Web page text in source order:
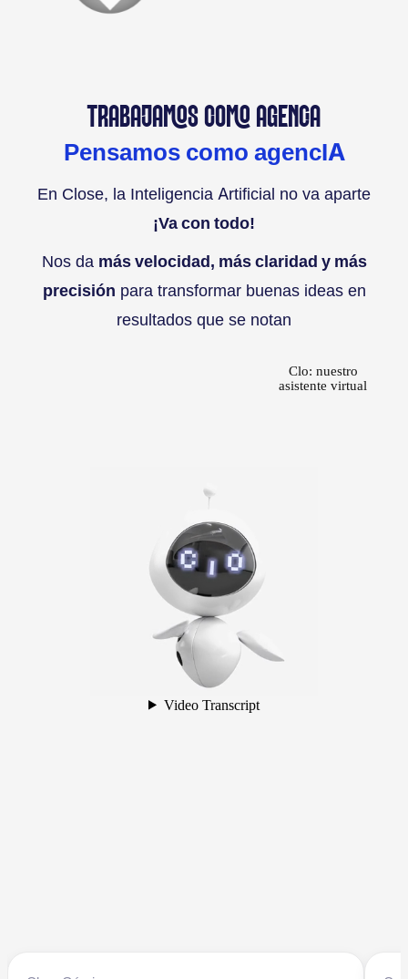
TRABAJAMOS COMO AGENCIA
Pensamos como agencIA
En Close, la Inteligencia Artificial no va aparte
¡Va con todo!
Nos da más velocidad, más claridad y más
precisión para transformar buenas ideas en
resultados que se notan
Clo: nuestro
asistente virtual